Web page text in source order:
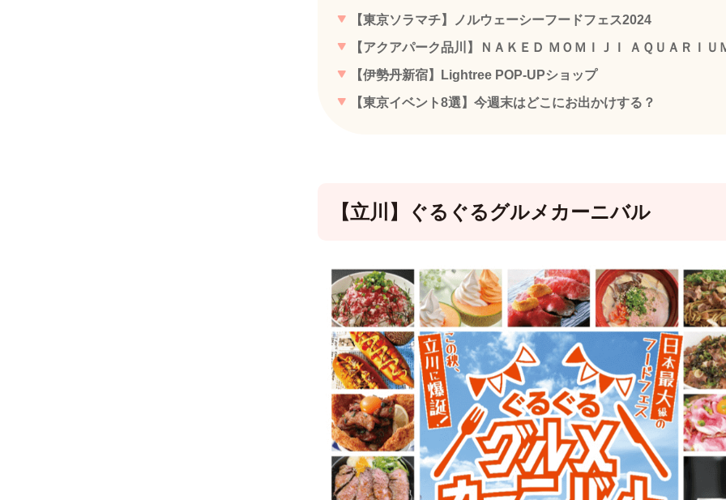
【東京ソラマチ】ノルウェーシーフードフェス2024
【アクアパーク品川】ＮＡＫＥＤ ＭＯＭＩＪＩ ＡＱＵＡＲＩＵ
【伊勢丹新宿】Lightree POP-UPショップ
【東京イベント8選】今週末はどこにお出かけする？
【立川】ぐるぐるグルメカーニバル